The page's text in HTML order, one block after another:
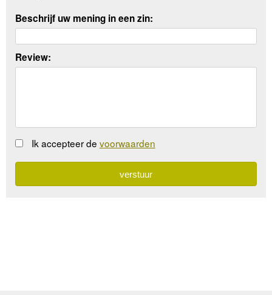
Beschrijf uw mening in een zin:
Review:
Ik accepteer de voorwaarden